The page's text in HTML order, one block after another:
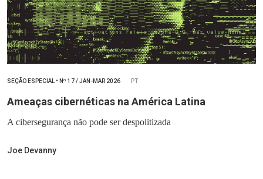
SEÇÃO ESPECIAL • Nº 17 / JAN-MAR 2026 PT
Ameaças cibernéticas na América Latina
A cibersegurança não pode ser despolitizada
Joe Devanny